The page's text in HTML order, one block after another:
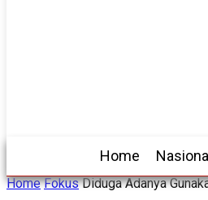
Home Nasional
Home Fokus Diduga Adanya